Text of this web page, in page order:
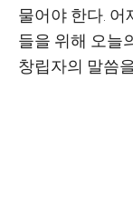
물어야 한다.
들을 위해 오늘
창립자의 말씀